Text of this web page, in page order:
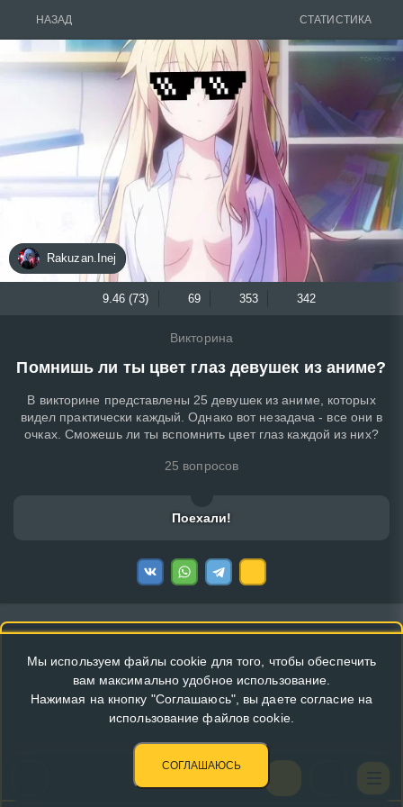
НАЗАД СТАТИСТИКА
Rakuzan.Inej
9.46 (73) 69 353 342
Викторина
Помнишь ли ты цвет глаз девушек из аниме?
В викторине представлены 25 девушек из аниме, которых
видел практически каждый. Однако вот незадача - все они в
очках. Сможешь ли ты вспомнить цвет глаз каждой из них?
25 вопросов
Поехали!
Мы используем файлы cookie для того, чтобы обеспечить
вам максимально удобное использование.
Нажимая на кнопку "Соглашаюсь", вы даете согласие на
использование файлов cookie.
СОГЛАШАЮСЬ